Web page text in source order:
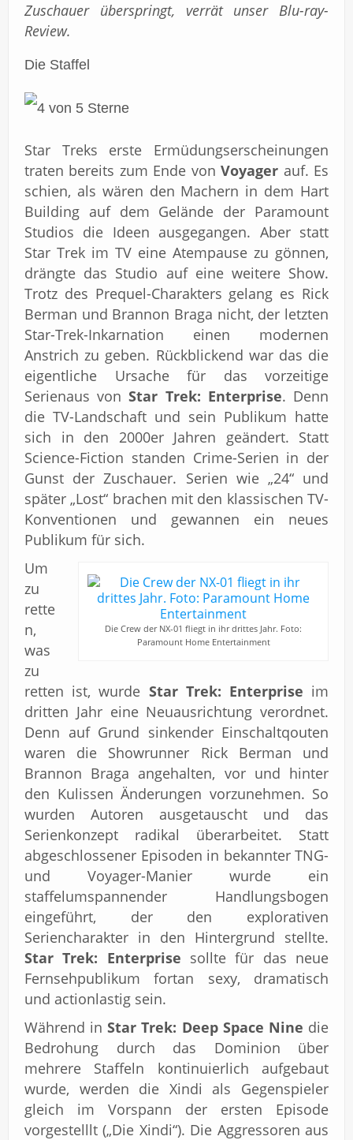
Zuschauer überspringt, verrät unser Blu-ray-
Review.
Die Staffel
Star Treks erste Ermüdungserscheinungen
traten bereits zum Ende von Voyager auf. Es
schien, als wären den Machern in dem Hart
Building auf dem Gelände der Paramount
Studios die Ideen ausgegangen. Aber statt
Star Trek im TV eine Atempause zu gönnen,
drängte das Studio auf eine weitere Show.
Trotz des Prequel-Charakters gelang es Rick
Berman und Brannon Braga nicht, der letzten
Star-Trek-Inkarnation einen modernen
Anstrich zu geben. Rückblickend war das die
eigentliche Ursache für das vorzeitige
Serienaus vonStar Trek: Enterprise. Denn
die TV-Landschaft und sein Publikum hatte
sich in den 2000er Jahren geändert. Statt
Science-Fiction standen Crime-Serien in der
Gunst der Zuschauer. Serien wie „24“ und
später „Lost“ brachen mit den klassischen TV-
Konventionen und gewannen ein neues
Publikum für sich.
Die Crew der NX-01 fliegt in ihr drittes Jahr. Foto:
Paramount Home Entertainment
Um
zu
rette
n,
was
zu
retten ist, wurde Star Trek: Enterprise im
dritten Jahr eine Neuausrichtung verordnet.
Denn auf Grund sinkender Einschaltqouten
waren die Showrunner Rick Berman und
Brannon Braga angehalten, vor und hinter
den Kulissen Änderungen vorzunehmen. So
wurden Autoren ausgetauscht und das
Serienkonzept radikal überarbeitet. Statt
abgeschlossener Episoden in bekannter TNG-
und Voyager-Manier wurde ein
staffelumspannender Handlungsbogen
eingeführt, der den explorativen
Seriencharakter in den Hintergrund stellte.
Star Trek: Enterprise sollte für das neue
Fernsehpublikum fortan sexy, dramatisch
und actionlastig sein.
Während inStar Trek: Deep Space Nine die
Bedrohung durch das Dominion über
mehrere Staffeln kontinuierlich aufgebaut
wurde, werden die Xindi als Gegenspieler
gleich im Vorspann der ersten Episode
vorgestelllt („Die Xindi“). Die Aggressoren aus